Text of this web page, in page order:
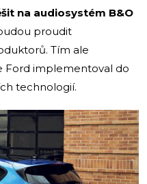
na audiosystém B&O
proudit
Tím ale
Ford implementoval do
technologií.